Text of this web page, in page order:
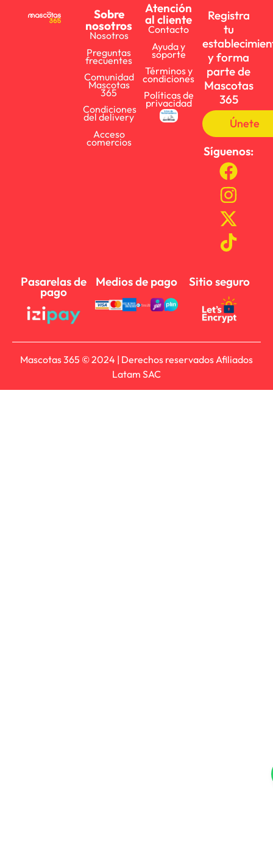
Sobre
nosotros
Nosotros
Preguntas
frecuentes
Comunidad
Mascotas
365
Condiciones
del delivery
Acceso
comercios
Atención
al cliente
Contacto
Ayuda y
soporte
Términos y
condiciones
Políticas de
privacidad
Registra
tu
y forma
parte de
Mascotas
365
Únete
Síguenos:
Pasarelas de
pago
Medios de pago Sitio seguro
Mascotas 365 © 2024 | Derechos reservados Afiliados
Latam SAC